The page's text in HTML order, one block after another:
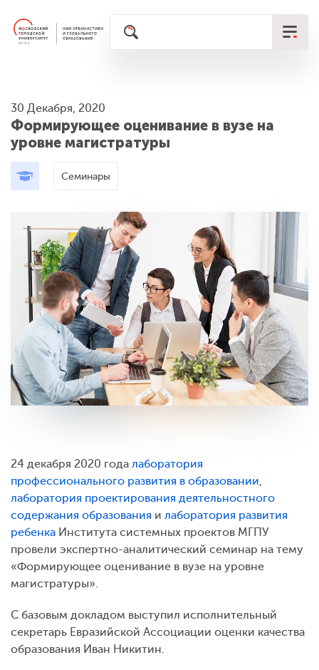
30 Декабря, 2020
Формирующее оценивание в вузе на
уровне магистратуры
Семинары
24 декабря 2020 года лаборатория
профессионального развития в образовании,
лаборатория проектирования деятельностного
содержания образования и лаборатория развития
ребенка Института системных проектов МГПУ
провели экспертно-аналитический семинар на тему
«Формирующее оценивание в вузе на уровне
магистратуры».
С базовым докладом выступил исполнительный
секретарь Евразийской Ассоциации оценки качества
образования Иван Никитин.